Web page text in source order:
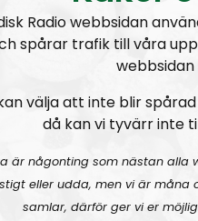
Tag:
Radio webbsidan
spårar trafik till våra
webbsidan
välja att inte blir
då kan vi tyvärr inte
är någonting som nästan alla
eller udda, men vi är
samlar, därför ger vi er